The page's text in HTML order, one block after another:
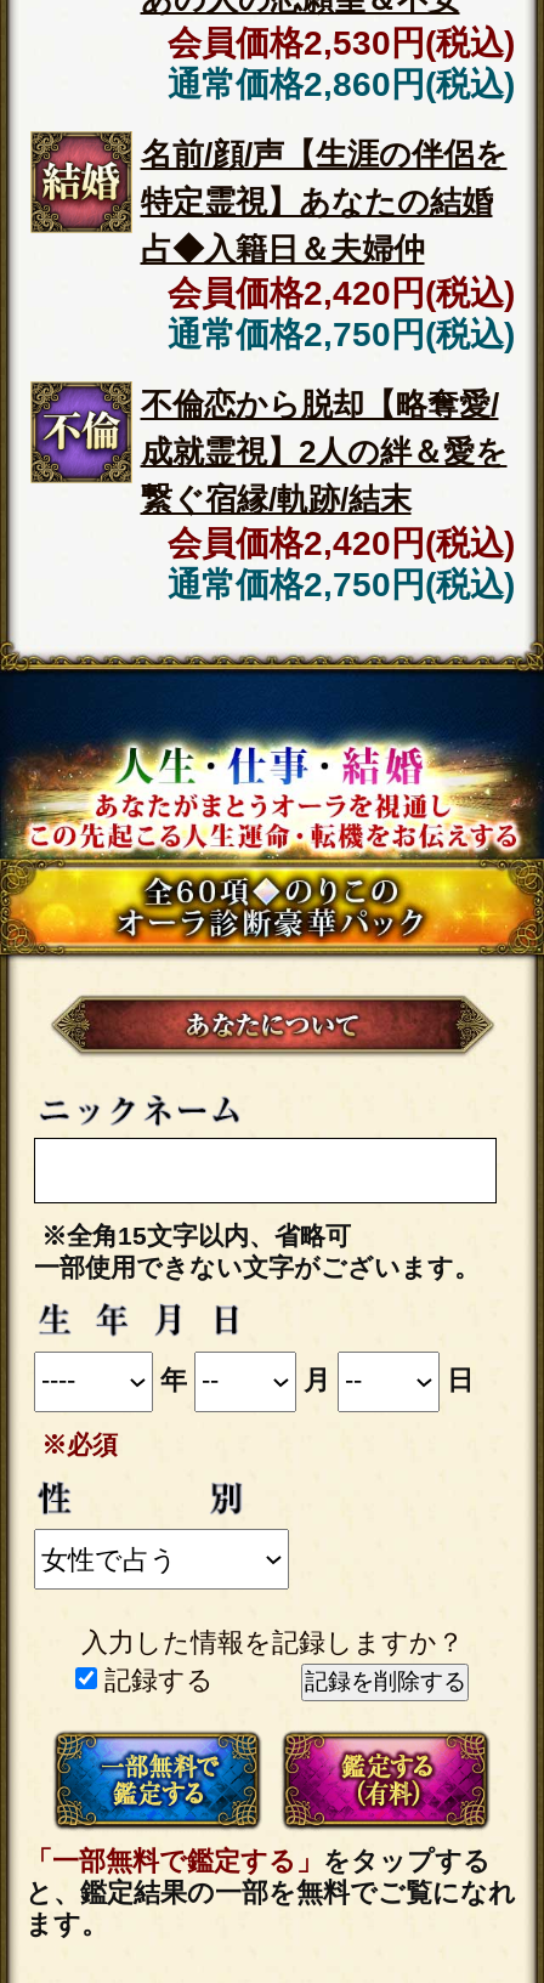
良縁結び離さない【2人の
結末◆宿縁霊視
会員価格3,025円(税込)
通常価格3,520円(税込)
隠してもまる視え【本当の
気持ち伝える全20項】あの
人の恋願望＆不安
通常価格2,860円(税込)
就霊視】2人の絆＆愛を繋ぐ
宿縁/軌跡/結末
会員価格 2,420円(税込)
通常価格2,750円(税込)
エロすぎる裏本性【あの人
が見せる夜の顔】SEX相性
会員価格2,255円(税込)
通常価格2,530円(税込)
苦しい…もう悩むの限界
【今あの人が抱いている恋
通常価格2,090円(税込)
上司/友人/略奪≪大好きなあ
の人が抱える本音≫恋脈有
無＆迎える運命
会員価格 1,595円(税込)
通常価格1,760円(税込)
【復縁成就霊視】想いが再
び重なる日まで特定◆あの
人の未練＆愛結末
会員価格
『この先2人は付き合え
る？』ハッキリ断言・恋脈
霊視◆絆/求める関係
会員価格1,265円(税込)
通常価格1,430円(税込)
私は特別な存在？≪あの人
の本命異性を特定≫恋現状